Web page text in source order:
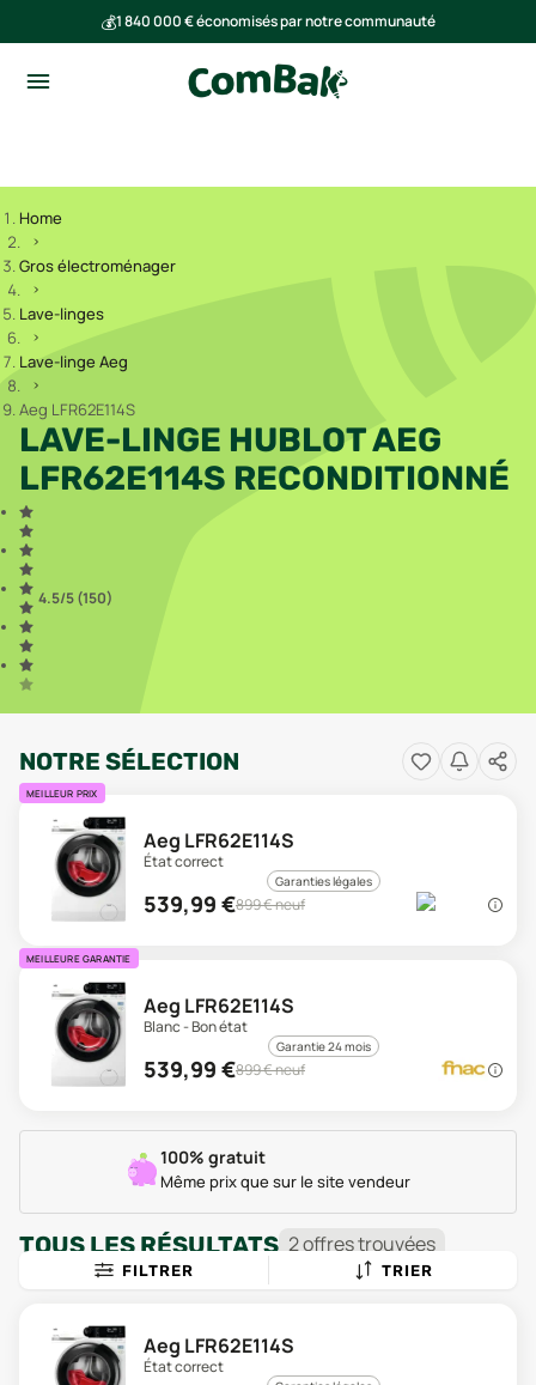
💰1 840 000 € économisés par notre communauté
Home
Gros électroménager
Lave-linges
Lave-linge Aeg
Aeg LFR62E114S
LAVE-LINGE HUBLOT AEG
LFR62E114S RECONDITIONNÉ
4.5/5 (150)
NOTRE SÉLECTION
MEILLEUR PRIX
Aeg LFR62E114S
État correct
Garanties légales
539,99 €899€ neuf
MEILLEURE GARANTIE
Aeg LFR62E114S
Blanc - Bon état
Garantie 24 mois
539,99 €899€ neuf
100% gratuit
Même prix que sur le site vendeur
TOUS LES RÉSULTATS 2offrestrouvées
FILTRER TRIER
Aeg LFR62E114S
État correct